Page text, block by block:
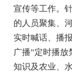
宣传等工作。
的人员聚集、
实时喊话、播
广播”定时播
知识及农业、